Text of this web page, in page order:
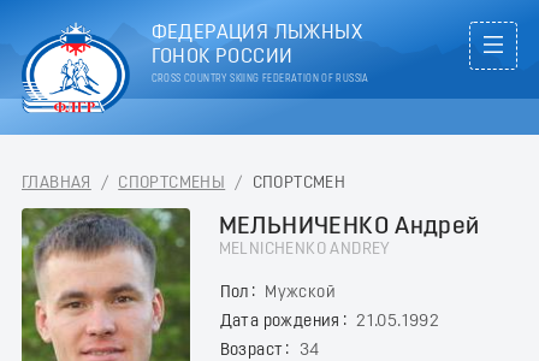
ФЕДЕРАЦИЯ ЛЫЖНЫХ
ГОНОК РОССИИ
CROSS COUNTRY SKIING FEDERATION OF RUSSIA
ГЛАВНАЯ / СПОРТСМЕНЫ / СПОРТСМЕН
МЕЛЬНИЧЕНКО Андрей
MELNICHENKO ANDREY
Пол
Мужской
Дата рождения
21.05.1992
Возраст
34